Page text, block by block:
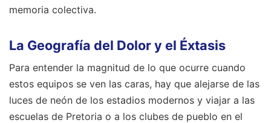
memoria colectiva.
La Geografía del Dolor y el Éxtasis
Para entender la magnitud de lo que ocurre cuando
estos equipos se ven las caras, hay que alejarse de las
luces de neón de los estadios modernos y viajar a las
escuelas de Pretoria o a los clubes de pueblo en el